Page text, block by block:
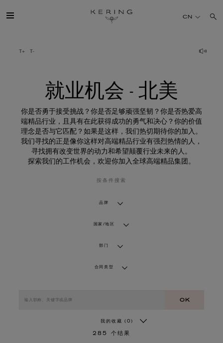
业
机
可持续发展
FINANCE
加入我们
CN
就业机会 - 北美
你是否勇于接受挑战？你是否足够顽强坚韧？你是否热爱高
端精品行业，且具有在此获得成功的勇气和决心？你的价值
理念是否与它匹配？如果是这样，我们热切期待你的加入。
我们寻找的正是像你这样对高端精品行业有强烈热情的人，
寻找拥有改变世界的动力和希望颠覆行业未来的人。
探索我们的工作机会，欢迎你加入全球高端精品集团。
按条件搜索
品牌
国家/地区
部门
合同类型
OK
我的收藏 (0)
285 个结果